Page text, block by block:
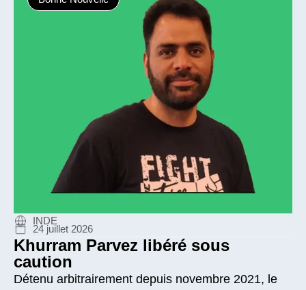
INDE
24 juillet 2026
Khurram Parvez libéré sous
caution
Détenu arbitrairement depuis novembre 2021, le